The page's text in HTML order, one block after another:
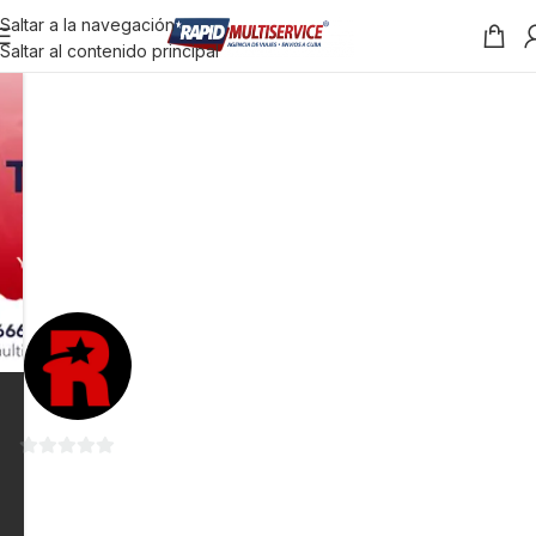
Saltar a la navegación
Saltar al contenido principal